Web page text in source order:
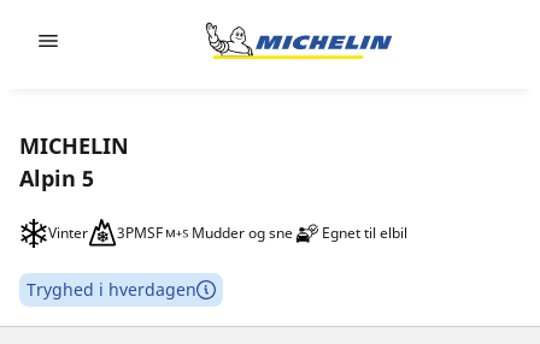
MICHELIN
Alpin 5
Vinter 3PMSF Mudder og sne Egnet til elbil
Tryghed i hverdagen